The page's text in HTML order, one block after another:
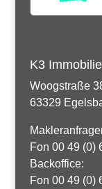
K3
Woogstraße
63329
Fon 00 49 (0)
Backoffice:
Fon 00 49 (0)